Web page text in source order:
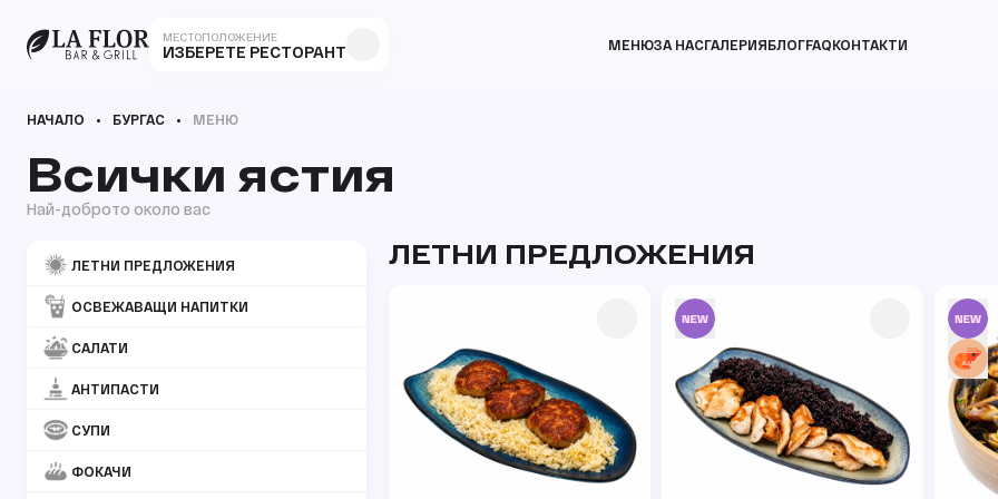
МЕСТОПОЛОЖЕНИЕ
ИЗБЕРЕТЕ РЕСТОРАНТ МЕНЮЗА НАСГАЛЕРИЯБЛОГFAQКОНТАКТИ
НАЧАЛО БУРГАС МЕНЮ
Всички ястия
Най-доброто около вас
ЛЕТНИ ПРЕДЛОЖЕНИЯ
ОСВЕЖАВАЩИ НАПИТКИ
САЛАТИ
АНТИПАСТИ
СУПИ
ФОКАЧИ
ЛЕТНИ ПРЕДЛОЖЕНИЯ